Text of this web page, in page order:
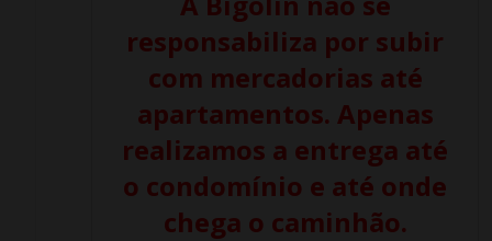
responsabiliza por subir
com mercadorias até
apartamentos. Apenas
realizamos a entrega até
o condomínio e até onde
chega o caminhão.